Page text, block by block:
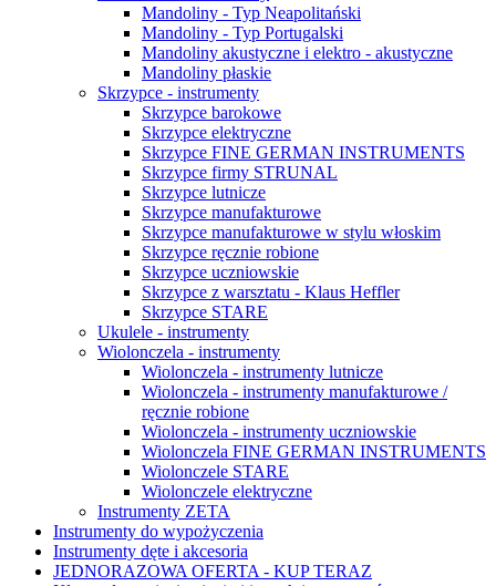
Mandoliny - Typ Neapolitański
Mandoliny - Typ Portugalski
Mandoliny akustyczne i elektro - akustyczne
Mandoliny płaskie
Skrzypce - instrumenty
Skrzypce barokowe
Skrzypce elektryczne
Skrzypce FINE GERMAN INSTRUMENTS
Skrzypce firmy STRUNAL
Skrzypce lutnicze
Skrzypce manufakturowe
Skrzypce manufakturowe w stylu włoskim
Skrzypce ręcznie robione
Skrzypce uczniowskie
Skrzypce z warsztatu - Klaus Heffler
Skrzypce STARE
Ukulele - instrumenty
Wiolonczela - instrumenty
Wiolonczela - instrumenty lutnicze
Wiolonczela - instrumenty manufakturowe /
ręcznie robione
Wiolonczela - instrumenty uczniowskie
Wiolonczela FINE GERMAN INSTRUMENTS
Wiolonczele STARE
Wiolonczele elektryczne
Instrumenty ZETA
Instrumenty do wypożyczenia
Instrumenty dęte i akcesoria
JEDNORAZOWA OFERTA - KUP TERAZ